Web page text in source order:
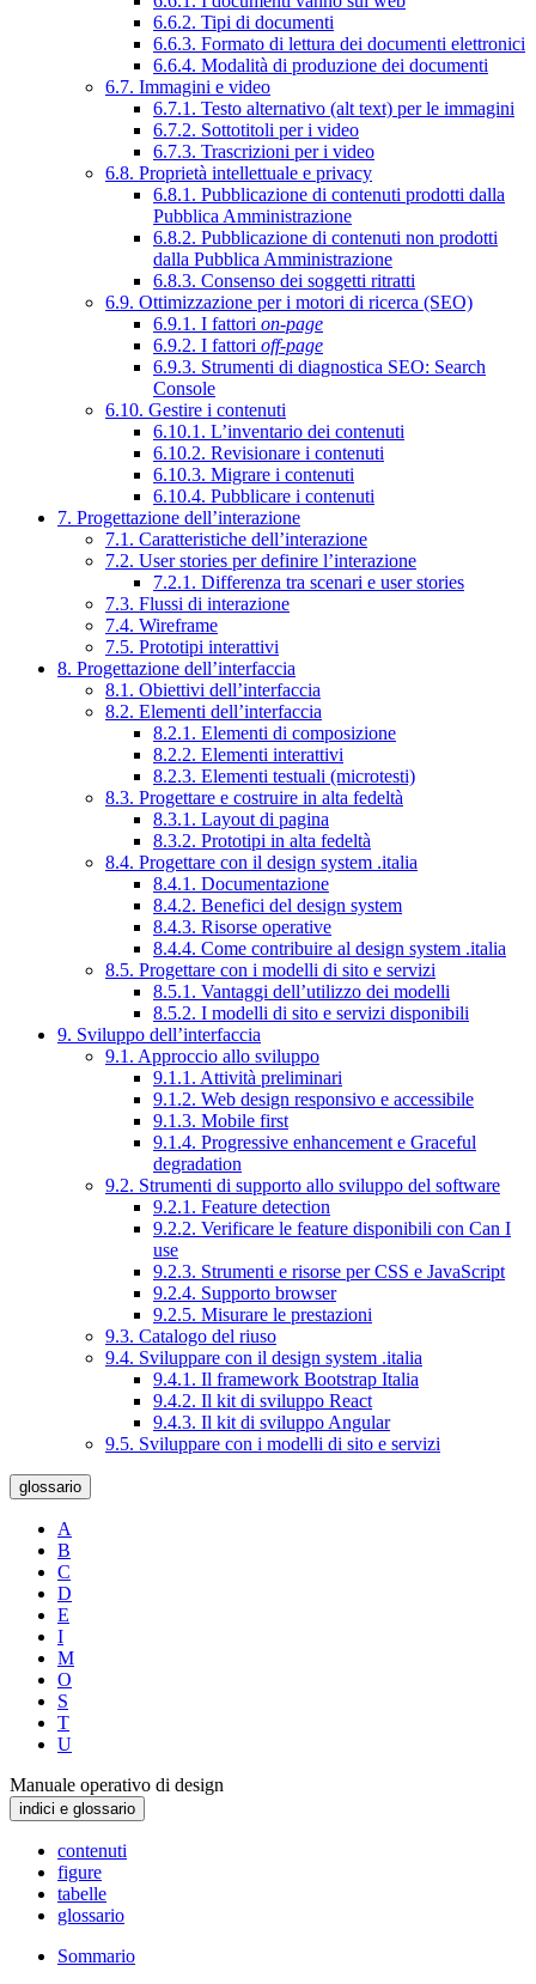
6.6.2. Tipi di documenti
6.6.3. Formato di lettura dei documenti elettronici
6.6.4. Modalità di produzione dei documenti
6.7. Immagini e video
6.7.1. Testo alternativo (alt text) per le immagini
6.7.2. Sottotitoli per i video
6.7.3. Trascrizioni per i video
6.8. Proprietà intellettuale e privacy
6.8.1. Pubblicazione di contenuti prodotti dalla
Pubblica Amministrazione
6.8.2. Pubblicazione di contenuti non prodotti
dalla Pubblica Amministrazione
6.8.3. Consenso dei soggetti ritratti
6.9. Ottimizzazione per i motori di ricerca (SEO)
6.9.1. I fattori on-page
6.9.2. I fattori off-page
6.9.3. Strumenti di diagnostica SEO: Search
Console
6.10. Gestire i contenuti
6.10.1. L’inventario dei contenuti
6.10.2. Revisionare i contenuti
6.10.3. Migrare i contenuti
6.10.4. Pubblicare i contenuti
7. Progettazione dell’interazione
7.1. Caratteristiche dell’interazione
7.2. User stories per definire l’interazione
7.2.1. Differenza tra scenari e user stories
7.3. Flussi di interazione
7.4. Wireframe
7.5. Prototipi interattivi
8. Progettazione dell’interfaccia
8.1. Obiettivi dell’interfaccia
8.2. Elementi dell’interfaccia
8.2.1. Elementi di composizione
8.2.2. Elementi interattivi
8.2.3. Elementi testuali (microtesti)
8.3. Progettare e costruire in alta fedeltà
8.3.1. Layout di pagina
8.3.2. Prototipi in alta fedeltà
8.4. Progettare con il design system .italia
8.4.1. Documentazione
8.4.2. Benefici del design system
8.4.3. Risorse operative
8.4.4. Come contribuire al design system .italia
8.5. Progettare con i modelli di sito e servizi
8.5.1. Vantaggi dell’utilizzo dei modelli
8.5.2. I modelli di sito e servizi disponibili
9. Sviluppo dell’interfaccia
9.1. Approccio allo sviluppo
9.1.1. Attività preliminari
9.1.2. Web design responsivo e accessibile
9.1.3. Mobile first
9.1.4. Progressive enhancement e Graceful
degradation
9.2. Strumenti di supporto allo sviluppo del software
9.2.1. Feature detection
9.2.2. Verificare le feature disponibili con Can I
use
9.2.3. Strumenti e risorse per CSS e JavaScript
9.2.4. Supporto browser
9.2.5. Misurare le prestazioni
9.3. Catalogo del riuso
9.4. Sviluppare con il design system .italia
9.4.1. Il framework Bootstrap Italia
9.4.2. Il kit di sviluppo React
9.4.3. Il kit di sviluppo Angular
9.5. Sviluppare con i modelli di sito e servizi
glossario
A
B
C
D
E
I
M
O
S
T
U
Manuale operativo di design
indici e glossario
contenuti
figure
tabelle
glossario
Sommario